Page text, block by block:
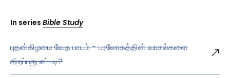
In series Bible Study
புதன்கிழமை வேத பாடம் - பரலோகத்தின் வாசல்களை
திறப்பது எப்படி?